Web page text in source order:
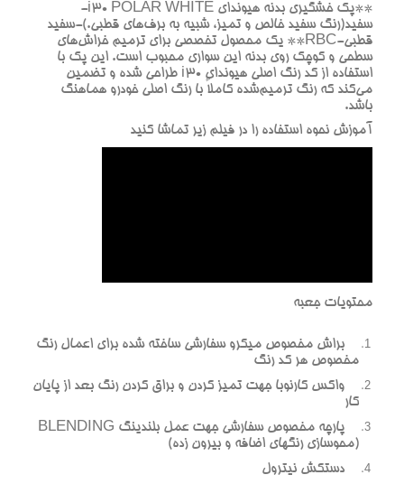
**پک خشگيري بدنه هيونداي i30 POLAR WHITE-
سفيد(رنگ سفيد خالص و تميز، شبيه به برف‌هاي قطبي.)-سفيد
قطبي-RBC** يک محصول تخصصي براي ترميم خراش‌هاي
سطحي و کوچک روي بدنه اين سواري محبوب است. اين پک با
استفاده از کد رنگ اصلي هيونداي i30 طراحي شده و تضمين
مي‌کند که رنگ ترميم‌شده کاملاً با رنگ اصلي خودرو هماهنگ
باشد.
آموزش نحوه استفاده را در فيلم زير تماشا کنيد
محتويات جعبه
براش مخصوص ميکرو سفارشي ساخته شده براي اعمال رنگ
مخصوص هر کد رنگ
واکس کارنوبا جهت تميز کردن و براق کردن رنگ بعد از پايان
کار
پارچه مخصوص سفارشي جهت عمل بلندينگ BLENDING
(محوسازي رنگهاي اضافه و بيرون زده)
دستکش نيترول